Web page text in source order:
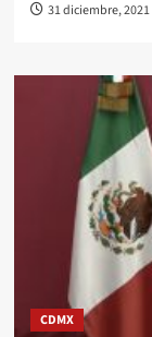
31 diciembre, 2021
CDMX